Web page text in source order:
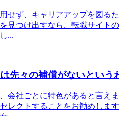
せず、キャリアアップを図る
見つけ出すなら、転職サイト
...
先々の補償がないとい
会社ごとに特色があると言え
レクトすることをお勧めしま